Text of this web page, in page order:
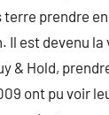
terre prendre
Il est devenu
& Hold,
ont pu voir